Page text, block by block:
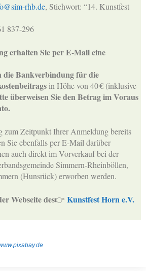
rhb.de, Stichwort: “14. Kunstfest
837-296
erhalten Sie per E-Mail eine
die Bankverbindung für die
in Höhe von 40 € (inklusive
überweisen Sie den Betrag im Voraus
zum Zeitpunkt Ihrer Anmeldung bereits
Sie ebenfalls per E-Mail darüber
auch direkt im Vorverkauf bei der
Simmern-Rheinböllen,
(Hunsrück) erworben werden.
Webseite des👉 Kunstfest Horn e.V.